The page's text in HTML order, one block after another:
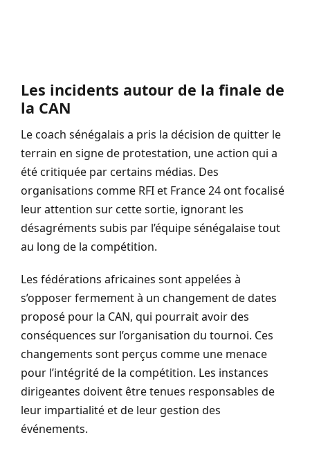
Les incidents autour de la finale de
la CAN
Le coach sénégalais a pris la décision de quitter le
terrain en signe de protestation, une action qui a
été critiquée par certains médias. Des
organisations comme RFI et France 24 ont focalisé
leur attention sur cette sortie, ignorant les
désagréments subis par l’équipe sénégalaise tout
au long de la compétition.
Les fédérations africaines sont appelées à
s’opposer fermement à un changement de dates
proposé pour la CAN, qui pourrait avoir des
conséquences sur l’organisation du tournoi. Ces
changements sont perçus comme une menace
pour l’intégrité de la compétition. Les instances
dirigeantes doivent être tenues responsables de
leur impartialité et de leur gestion des
événements.